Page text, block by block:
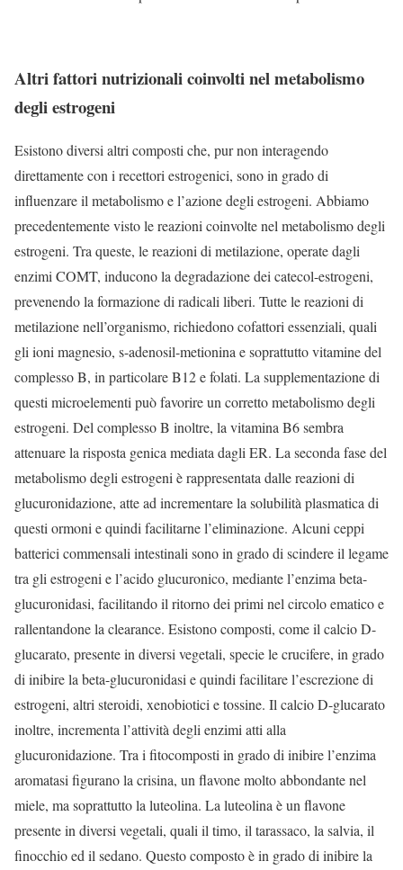
Altri fattori nutrizionali coinvolti nel metabolismo
degli estrogeni
Esistono diversi altri composti che, pur non interagendo
direttamente con i recettori estrogenici, sono in grado di
influenzare il metabolismo e l’azione degli estrogeni. Abbiamo
precedentemente visto le reazioni coinvolte nel metabolismo degli
estrogeni. Tra queste, le reazioni di metilazione, operate dagli
enzimi COMT, inducono la degradazione dei catecol-estrogeni,
prevenendo la formazione di radicali liberi. Tutte le reazioni di
metilazione nell’organismo, richiedono cofattori essenziali, quali
gli ioni magnesio, s-adenosil-metionina e soprattutto vitamine del
complesso B, in particolare B12 e folati. La supplementazione di
questi microelementi può favorire un corretto metabolismo degli
estrogeni. Del complesso B inoltre, la vitamina B6 sembra
attenuare la risposta genica mediata dagli ER. La seconda fase del
metabolismo degli estrogeni è rappresentata dalle reazioni di
glucuronidazione, atte ad incrementare la solubilità plasmatica di
questi ormoni e quindi facilitarne l’eliminazione. Alcuni ceppi
batterici commensali intestinali sono in grado di scindere il legame
tra gli estrogeni e l’acido glucuronico, mediante l’enzima beta-
glucuronidasi, facilitando il ritorno dei primi nel circolo ematico e
rallentandone la clearance. Esistono composti, come il calcio D-
glucarato, presente in diversi vegetali, specie le crucifere, in grado
di inibire la beta-glucuronidasi e quindi facilitare l’escrezione di
estrogeni, altri steroidi, xenobiotici e tossine. Il calcio D-glucarato
inoltre, incrementa l’attività degli enzimi atti alla
glucuronidazione. Tra i fitocomposti in grado di inibire l’enzima
aromatasi figurano la crisina, un flavone molto abbondante nel
miele, ma soprattutto la luteolina. La luteolina è un flavone
presente in diversi vegetali, quali il timo, il tarassaco, la salvia, il
finocchio ed il sedano. Questo composto è in grado di inibire la